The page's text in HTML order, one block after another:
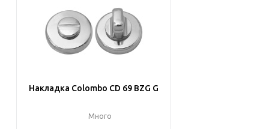
Накладка Colombo CD 69 BZG G
Много